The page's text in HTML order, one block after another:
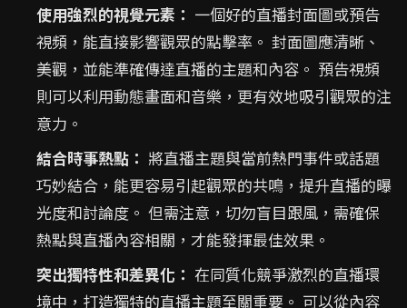
使用強烈的視覺元素： 一個好的直播封面圖或預告
視頻，能直接影響觀眾的點擊率。 封面圖應清晰、
美觀，並能準確傳達直播的主題和內容。 預告視頻
則可以利用動態畫面和音樂，更有效地吸引觀眾的注
意力。
結合時事熱點： 將直播主題與當前熱門事件或話題
巧妙結合，能更容易引起觀眾的共鳴，提升直播的曝
光度和討論度。 但需注意，切勿盲目跟風，需確保
熱點與直播內容相關，才能發揮最佳效果。
突出獨特性和差異化： 在同質化競爭激烈的直播環
境中，打造獨特的直播主題至關重要。 可以從內容